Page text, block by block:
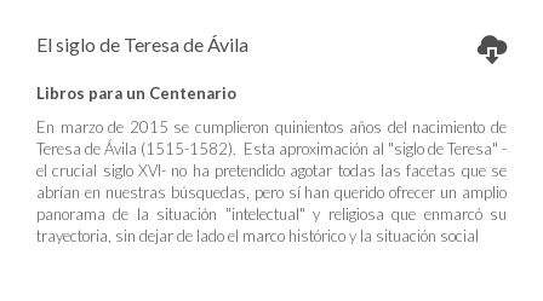
El siglo de Teresa de Ávila
Libros para un Centenario
En marzo de 2015 se cumplieron quinientos años del nacimiento de
Teresa de Ávila (1515-1582). Esta aproximación al "siglo de Teresa" -
el crucial siglo XVI- no ha pretendido agotar todas las facetas que se
abrían en nuestras búsquedas, pero sí han querido ofrecer un amplio
panorama de la situación "intelectual" y religiosa que enmarcó su
trayectoria, sin dejar de lado el marco histórico y la situación social